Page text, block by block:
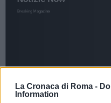
La Cronaca di Roma -
Information